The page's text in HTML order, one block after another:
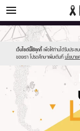
ดูดวง
เว็บไซต์นี้ใช้คุกกี้ เพื่อให้ท่านได้รับประ
ของเรา โปรดศึกษาเพิ่มเติมที่ นโยบาย
Sanook
//s.isanook.com/sr/0/
new-
sanook.png
600
60
//s.isanook.com/ho/0/ud/
horoscope-
monday.jpg